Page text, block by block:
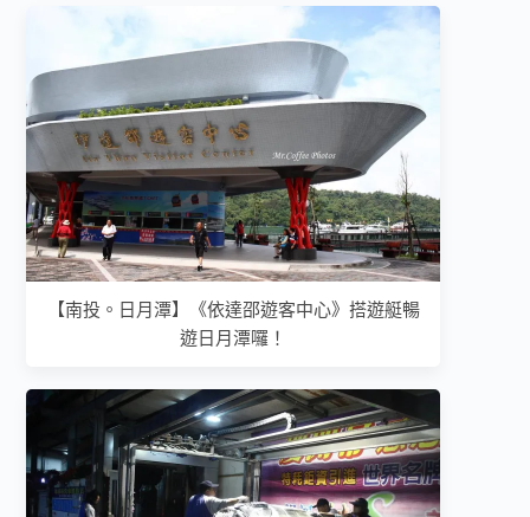
【南投。日月潭】《依達邵遊客中心》搭遊艇暢
遊日月潭囉！